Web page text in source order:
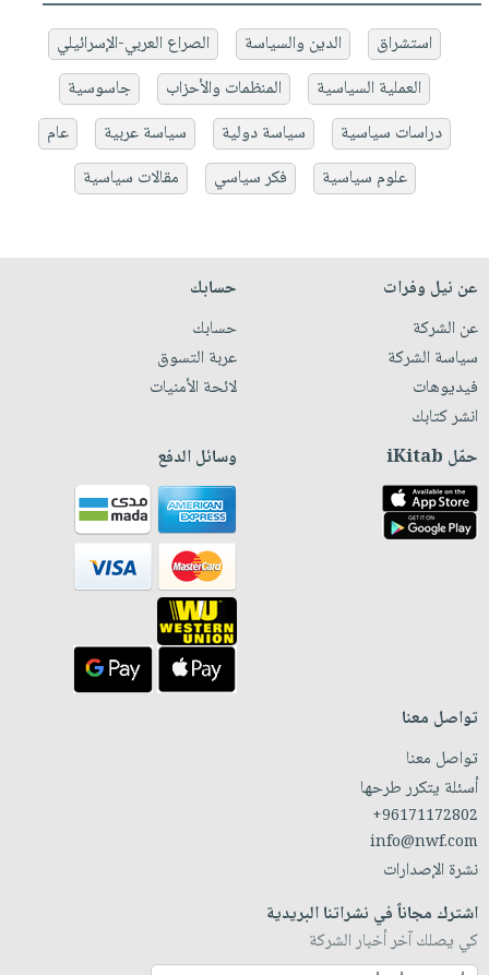
استشراق الدين والسياسة
الصراع العربي-الإسرائيلي
العملية السياسية
المنظمات والأحزاب
جاسوسية
دراسات سياسية
سياسة دولية سياسة عربية
عام
علوم سياسية
فكر سياسي مقالات سياسية
عن نيل وفرات
عن الشركة
سياسة الشركة
فيديوهات
انشر كتابك
حسابك
حسابك
عربة التسوق
لائحة الأمنيات
حمّل iKitab وسائل الدفع
تواصل معنا
تواصل معنا
أسئلة يتكرر طرحها
+96171172802
info@nwf.com
نشرة الإصدارات
اشترك مجاناً في نشراتنا البريدية
كي يصلك آخر أخبار الشركة